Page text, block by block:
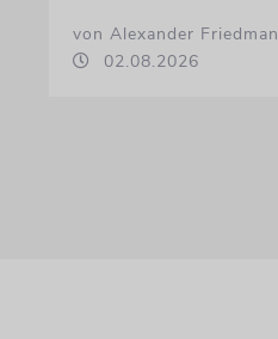
von Alexander Friedman
02.08.2026